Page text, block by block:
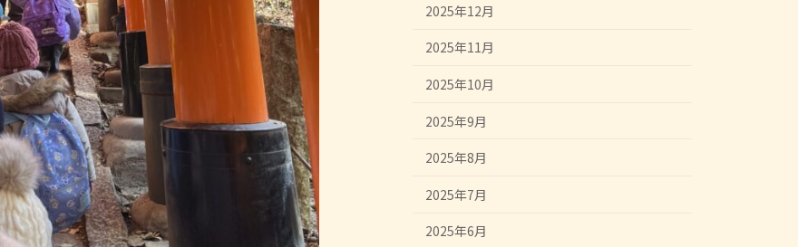
2025年12月
2025年11月
2025年10月
2025年9月
2025年8月
2025年7月
2025年6月